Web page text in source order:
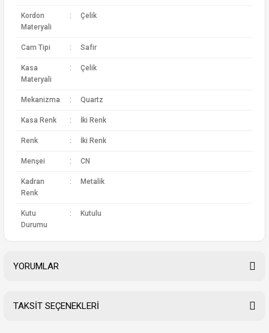
Kordon
Materyali
: Çelik
Cam Tipi : Safir
Kasa
Materyali
: Çelik
Mekanizma : Quartz
Kasa Renk : İki Renk
Renk : İki Renk
Menşei : CN
Kadran
Renk
: Metalik
Kutu
Durumu
: Kutulu
YORUMLAR
TAKSİT SEÇENEKLERİ